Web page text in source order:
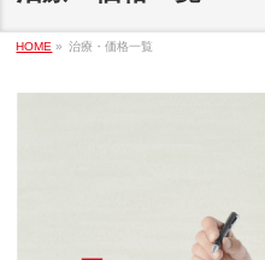
HOME » 治療・価格一覧